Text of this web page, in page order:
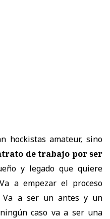
hockistas amateur, sino
de trabajo por ser
y legado que quiere
a empezar el proceso
Va a ser un antes y un
caso va a ser una